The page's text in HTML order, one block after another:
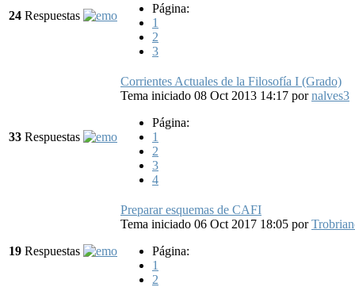
24 Respuestas
Página:
1
2
3
33 Respuestas
Corrientes Actuales de la Filosofía I (Grado)
Tema iniciado 08 Oct 2013 14:17 pornalves3
Página:
1
2
3
4
19 Respuestas
Preparar esquemas de CAFI
Tema iniciado 06 Oct 2017 18:05 por
Página:
1
2